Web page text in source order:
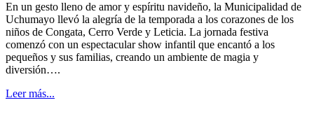
En un gesto lleno de amor y espíritu navideño, la Municipalidad de
Uchumayo llevó la alegría de la temporada a los corazones de los
niños de Congata, Cerro Verde y Leticia. La jornada festiva
comenzó con un espectacular show infantil que encantó a los
pequeños y sus familias, creando un ambiente de magia y
diversión….
Leer más...